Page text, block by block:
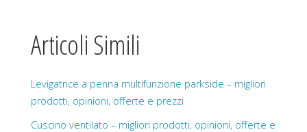
Articoli Simili
Levigatrice a penna multifunzione parkside – migliori
prodotti, opinioni, offerte e prezzi
Cuscino ventilato – migliori prodotti, opinioni, offerte e